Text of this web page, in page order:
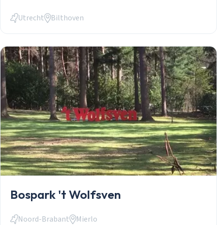
Utrecht Bilthoven
Bospark 't Wolfsven
Noord-Brabant Mierlo